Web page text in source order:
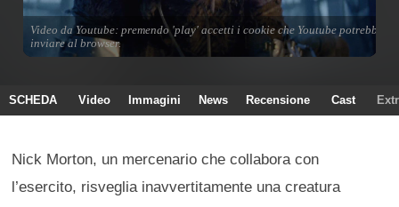
SCHEDA Video Immagini News Recensione Cast
Nick Morton, un mercenario che collabora con
l’esercito, risveglia inavvertitamente una creatura